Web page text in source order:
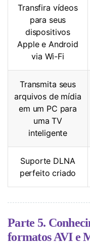
Transfira vídeos
para seus
dispositivos
Apple e Android
via Wi-Fi
Transmita seus
arquivos de mídia
em um PC para
uma TV
inteligente
Suporte DLNA
perfeito criado
Parte 5.
formatos AVI e